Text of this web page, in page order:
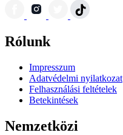
Rólunk
Impresszum
Adatvédelmi nyilatkozat
Felhasználási feltételek
Betekintések
Nemzetközi